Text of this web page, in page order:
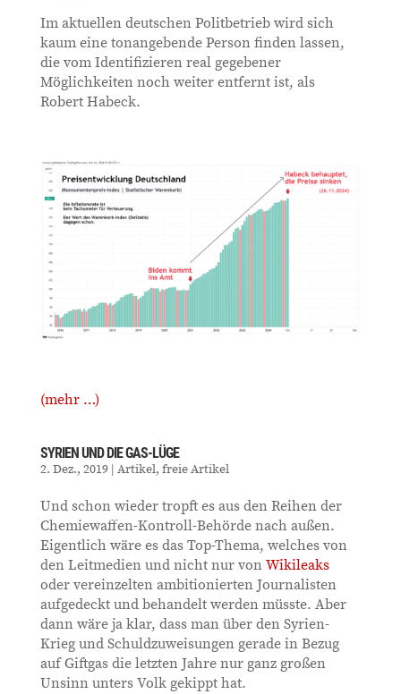
Im aktuellen deutschen Politbetrieb wird sich
kaum eine tonangebende Person finden lassen,
die vom Identifizieren real gegebener
Möglichkeiten noch weiter entfernt ist, als
Robert Habeck.
(mehr …)
SYRIEN UND DIE GAS-LÜGE
2. Dez., 2019| Artikel, freie Artikel
Und schon wieder tropft es aus den Reihen der
Chemiewaffen-Kontroll-Behörde nach außen.
Eigentlich wäre es das Top-Thema, welches von
den Leitmedien und nicht nur vonWikileaks
oder vereinzelten ambitionierten Journalisten
aufgedeckt und behandelt werden müsste. Aber
dann wäre ja klar, dass man über den Syrien-
Krieg und Schuldzuweisungen gerade in Bezug
auf Giftgas die letzten Jahre nur ganz großen
Unsinn unters Volk gekippt hat.